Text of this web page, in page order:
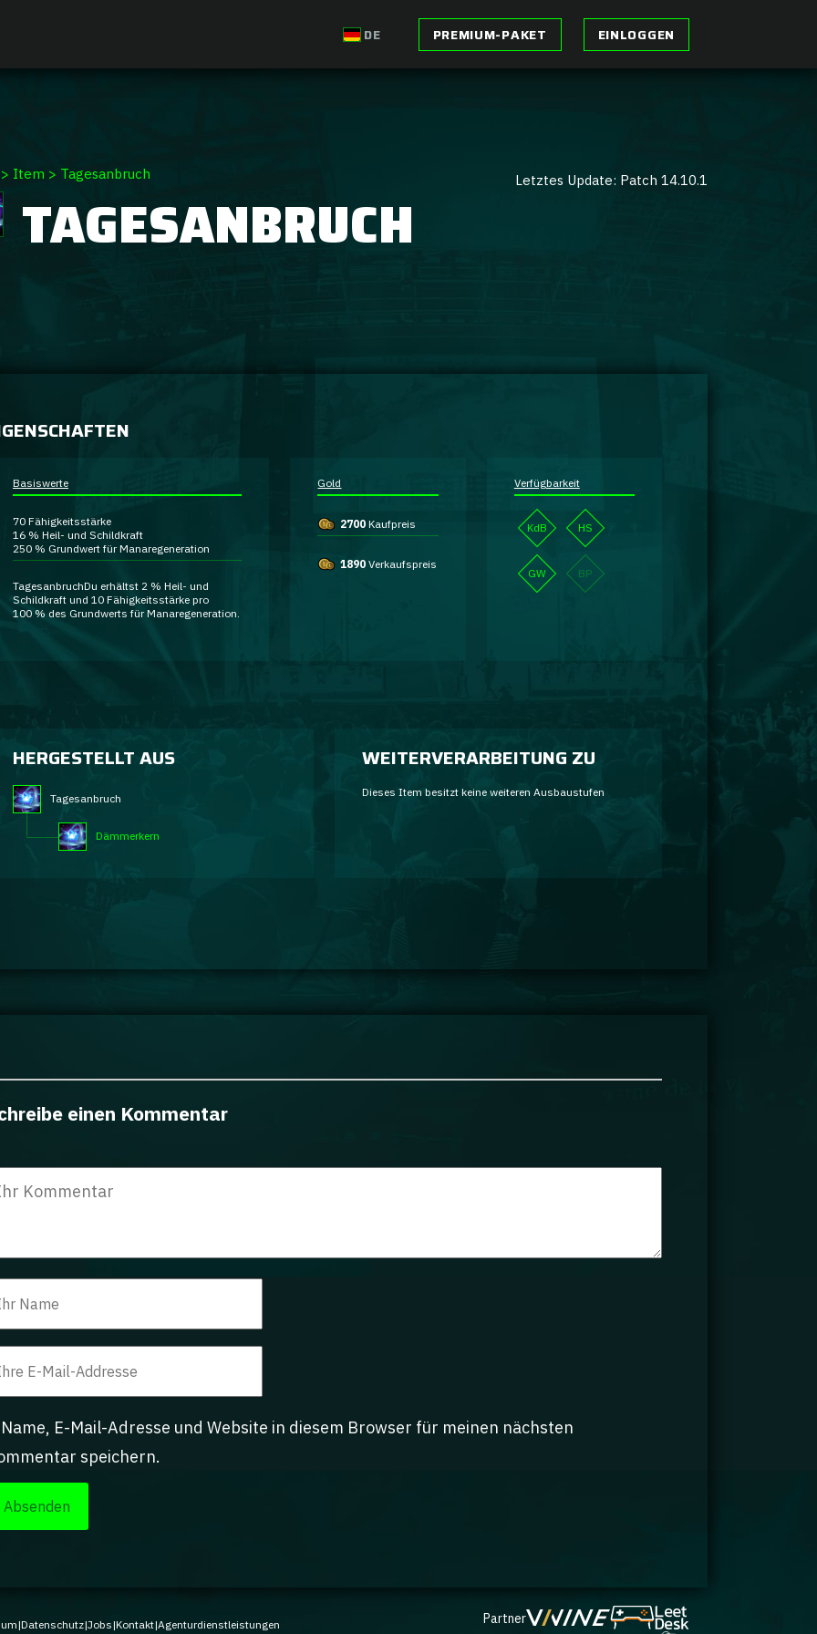
DE PREMIUM-PAKET EINLOGGEN
Item > Tagesanbruch Letztes Update: Patch 14.10.1
TAGESANBRUCH
Basiswerte
70 Fähigkeitsstärke
16 % Heil- und Schildkraft
250 % Grundwert für Manaregeneration
TagesanbruchDu erhältst 2 % Heil- und
Schildkraft und 10 Fähigkeitsstärke pro
100 % des Grundwerts für Manaregeneration.
Gold
2700 Kaufpreis
1890 Verkaufspreis
Verfügbarkeit
KdB HS
GW BP
HERGESTELLT AUS
Tagesanbruch
Dämmerkern
WEITERVERARBEITUNG ZU
Dieses Item besitzt keine weiteren Ausbaustufen
einen Kommentar
Name, E-Mail-Adresse und Website in diesem Browser für meinen nächsten
speichern.
|Datenschutz|Jobs|Kontakt|Agenturdienstleistungen Partner